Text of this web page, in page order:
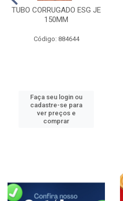
TUBO CORRUGADO ESG JE
150MM
Código: 884644
Faça seu login ou
cadastre-se para
ver preços e
comprar